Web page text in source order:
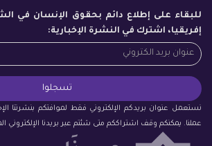
للبقاء على إطلاع دائم بحقوق الإنسان في
إفريقيا، اشترك في النشرة الإخبارية:
نستعمل عنوان بريدكم الإلكتروني فقط لموافتكم بنشرتنا
عملنا. يمكنكم وقف اشتراككم متى شئتم عبر بريدنا الإلكتروني